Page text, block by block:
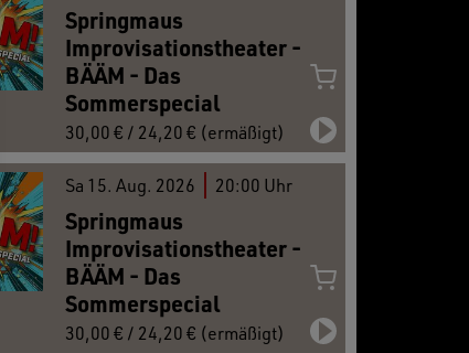
Springmaus
Improvisationstheater -
BÄÄM - Das
Sommerspecial
30,00 € / 24,20 € (ermäßigt)
Sa 15. Aug. 2026 20:00 Uhr
Springmaus
Improvisationstheater -
BÄÄM - Das
Sommerspecial
30,00 € / 24,20 € (ermäßigt)